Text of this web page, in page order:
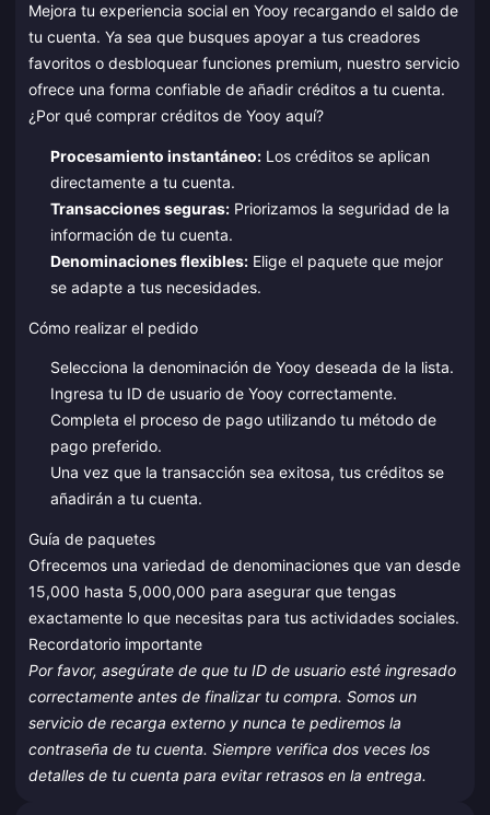
Mejora tu experiencia social en Yooy recargando el saldo de
tu cuenta. Ya sea que busques apoyar a tus creadores
favoritos o desbloquear funciones premium, nuestro servicio
ofrece una forma confiable de añadir créditos a tu cuenta.
¿Por qué comprar créditos de Yooy aquí?
Procesamiento instantáneo:Los créditos se aplican
directamente a tu cuenta.
Transacciones seguras:Priorizamos la seguridad de la
información de tu cuenta.
Denominaciones flexibles:Elige el paquete que mejor
se adapte a tus necesidades.
Cómo realizar el pedido
Selecciona la denominación de Yooy deseada de la lista.
Ingresa tu ID de usuario de Yooy correctamente.
Completa el proceso de pago utilizando tu método de
pago preferido.
Una vez que la transacción sea exitosa, tus créditos se
añadirán a tu cuenta.
Guía de paquetes
Ofrecemos una variedad de denominaciones que van desde
15,000 hasta 5,000,000 para asegurar que tengas
exactamente lo que necesitas para tus actividades sociales.
Recordatorio importante
Por favor, asegúrate de que tu ID de usuario esté ingresado
correctamente antes de finalizar tu compra. Somos un
servicio de recarga externo y nunca te pediremos la
contraseña de tu cuenta. Siempre verifica dos veces los
detalles de tu cuenta para evitar retrasos en la entrega.